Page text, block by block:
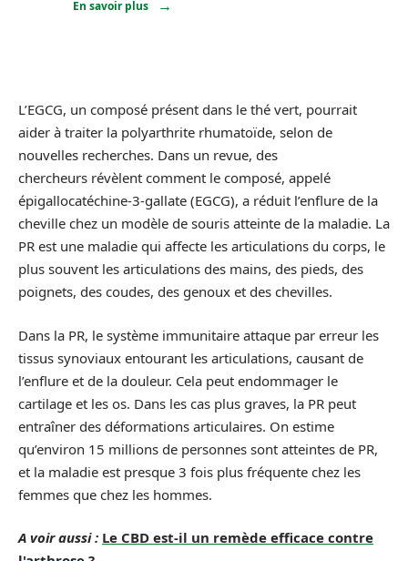
En savoir plus
L’EGCG, un composé présent dans le thé vert, pourrait
aider à traiter la polyarthrite rhumatoïde, selon de
nouvelles recherches. Dans un revue, des
chercheurs révèlent comment le composé, appelé
épigallocatéchine-3-gallate (EGCG), a réduit l’enflure de la
cheville chez un modèle de souris atteinte de la maladie. La
PR est une maladie qui affecte les articulations du corps, le
plus souvent les articulations des mains, des pieds, des
poignets, des coudes, des genoux et des chevilles.
Dans la PR, le système immunitaire attaque par erreur les
tissus synoviaux entourant les articulations, causant de
l’enflure et de la douleur. Cela peut endommager le
cartilage et les os. Dans les cas plus graves, la PR peut
entraîner des déformations articulaires. On estime
qu’environ 15 millions de personnes sont atteintes de PR,
et la maladie est presque 3 fois plus fréquente chez les
femmes que chez les hommes.
A voir aussi : Le CBD est-il un remède efficace contre